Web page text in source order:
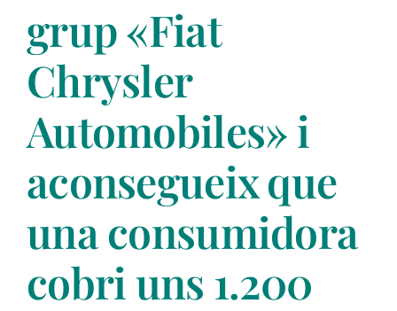
grup «Fiat
Chrysler
Automobiles» i
aconsegueix que
una consumidora
cobri uns 1.200